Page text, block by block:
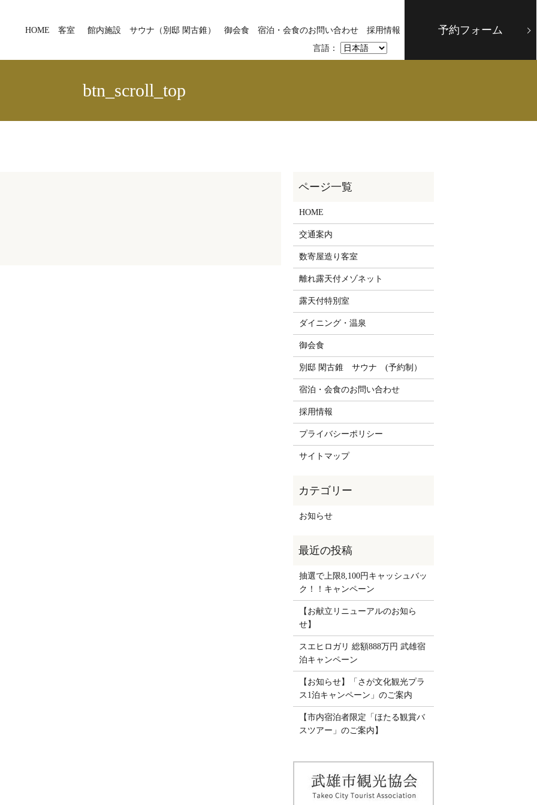
言語：
HOME 客室 館内施設 サウナ（別邸 閑古錐） 御会食 宿泊・会食のお問い合わせ 採用情報 予約フォーム
btn_scroll_top
HOME
交通案内
数寄屋造り客室
離れ露天付メゾネット
露天付特別室
ダイニング・温泉
御会食
別邸 閑古錐 サウナ (予約制）
宿泊・会食のお問い合わせ
採用情報
プライバシーポリシー
サイトマップ
お知らせ
抽選で上限8,100円キャッシュバッ
ク！！キャンペーン
【お献立リニューアルのお知ら
せ】
スエヒロガリ 総額888万円 武雄宿
泊キャンペーン
【お知らせ】「さが文化観光プラ
ス1泊キャンペーン」のご案内
【市内宿泊者限定「ほたる観賞バ
スツアー」のご案内】